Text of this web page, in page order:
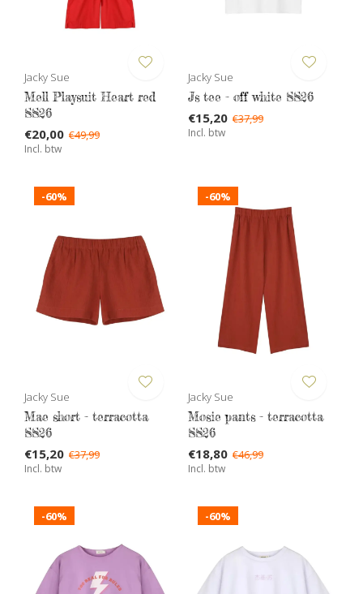
Jacky Sue
Mell Playsuit Heart red
SS26
€20,00 €49,99
Incl. btw
Jacky Sue
Js tee - off white SS26
€15,20 €37,99
Incl. btw
-60%
Jacky Sue
Mae short - terracotta
SS26
€15,20 €37,99
Incl. btw
-60%
Jacky Sue
Mosie pants - terracotta
SS26
€18,80 €46,99
Incl. btw
-60% -60%